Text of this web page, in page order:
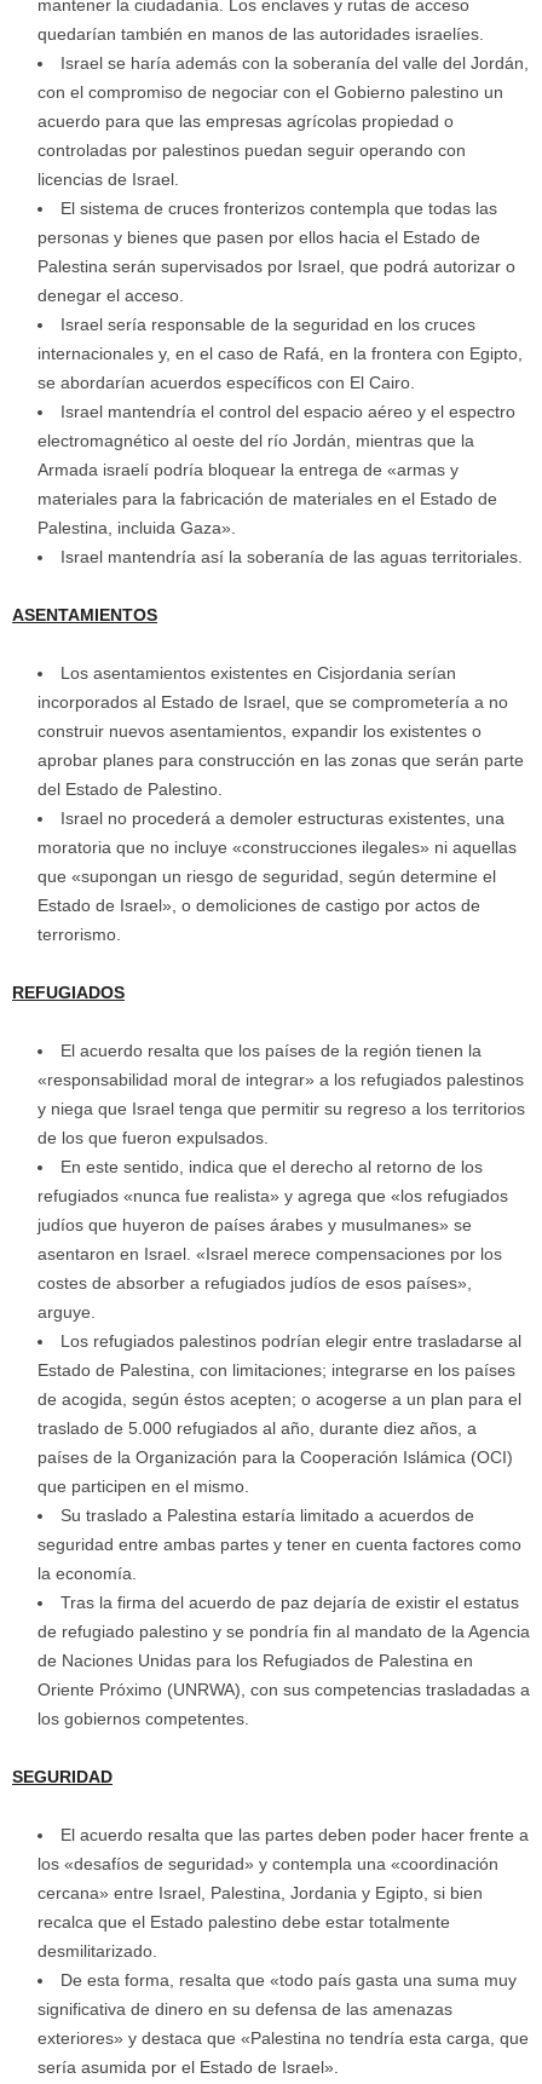
mantener la ciudadanía. Los enclaves y rutas de acceso
quedarían también en manos de las autoridades israelíes.
Israel se haría además con la soberanía del valle del Jordán,
con el compromiso de negociar con el Gobierno palestino un
acuerdo para que las empresas agrícolas propiedad o
controladas por palestinos puedan seguir operando con
licencias de Israel.
El sistema de cruces fronterizos contempla que todas las
personas y bienes que pasen por ellos hacia el Estado de
Palestina serán supervisados por Israel, que podrá autorizar o
denegar el acceso.
Israel sería responsable de la seguridad en los cruces
internacionales y, en el caso de Rafá, en la frontera con Egipto,
se abordarían acuerdos específicos con El Cairo.
Israel mantendría el control del espacio aéreo y el espectro
electromagnético al oeste del río Jordán, mientras que la
Armada israelí podría bloquear la entrega de «armas y
materiales para la fabricación de materiales en el Estado de
Palestina, incluida Gaza».
Israel mantendría así la soberanía de las aguas territoriales.
ASENTAMIENTOS
Los asentamientos existentes en Cisjordania serían
incorporados al Estado de Israel, que se comprometería a no
construir nuevos asentamientos, expandir los existentes o
aprobar planes para construcción en las zonas que serán parte
del Estado de Palestino.
Israel no procederá a demoler estructuras existentes, una
moratoria que no incluye «construcciones ilegales» ni aquellas
que «supongan un riesgo de seguridad, según determine el
Estado de Israel», o demoliciones de castigo por actos de
terrorismo.
REFUGIADOS
El acuerdo resalta que los países de la región tienen la
«responsabilidad moral de integrar» a los refugiados palestinos
y niega que Israel tenga que permitir su regreso a los territorios
de los que fueron expulsados.
En este sentido, indica que el derecho al retorno de los
refugiados «nunca fue realista» y agrega que «los refugiados
judíos que huyeron de países árabes y musulmanes» se
asentaron en Israel. «Israel merece compensaciones por los
costes de absorber a refugiados judíos de esos países»,
arguye.
Los refugiados palestinos podrían elegir entre trasladarse al
Estado de Palestina, con limitaciones; integrarse en los países
de acogida, según éstos acepten; o acogerse a un plan para el
traslado de 5.000 refugiados al año, durante diez años, a
países de la Organización para la Cooperación Islámica (OCI)
que participen en el mismo.
Su traslado a Palestina estaría limitado a acuerdos de
seguridad entre ambas partes y tener en cuenta factores como
la economía.
Tras la firma del acuerdo de paz dejaría de existir el estatus
de refugiado palestino y se pondría fin al mandato de la Agencia
de Naciones Unidas para los Refugiados de Palestina en
Oriente Próximo (UNRWA), con sus competencias trasladadas a
los gobiernos competentes.
SEGURIDAD
El acuerdo resalta que las partes deben poder hacer frente a
los «desafíos de seguridad» y contempla una «coordinación
cercana» entre Israel, Palestina, Jordania y Egipto, si bien
recalca que el Estado palestino debe estar totalmente
desmilitarizado.
De esta forma, resalta que «todo país gasta una suma muy
significativa de dinero en su defensa de las amenazas
exteriores» y destaca que «Palestina no tendría esta carga, que
sería asumida por el Estado de Israel».